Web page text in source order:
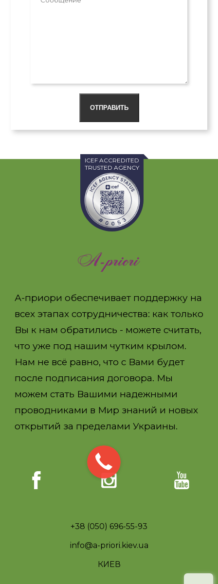
ОТПРАВИТЬ
ICEF ACCREDITED
TRUSTED AGENCY
А-приори обеспечивает поддержку на
всех этапах сотрудничества: как только
Вы к нам обратились - можете считать,
что уже под нашим чутким крылом.
Нам не всё равно, что с Вами будет
после подписания договора. Мы
можем стать Вашими надежными
проводниками в Мир знаний и новых
открытий за пределами Украины.
+38 (050) 696-55-93
info@a-priori.kiev.ua
КИЕВ